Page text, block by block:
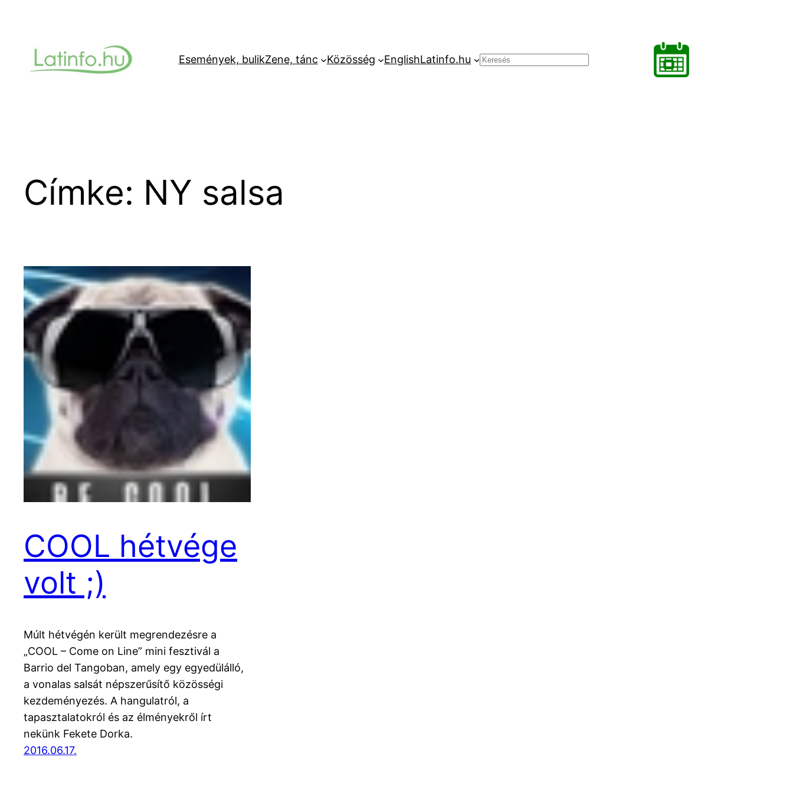
Események, bulikZene, tánc Közösség EnglishLatinfo.hu Keresés
Címke: NY salsa
COOL hétvége
volt ;)
Múlt hétvégén került megrendezésre a
„COOL – Come on Line” mini fesztivál a
Barrio del Tangoban, amely egy egyedülálló,
a vonalas salsát népszerűsítő közösségi
kezdeményezés. A hangulatról, a
tapasztalatokról és az élményekről írt
nekünk Fekete Dorka.
2016.06.17.